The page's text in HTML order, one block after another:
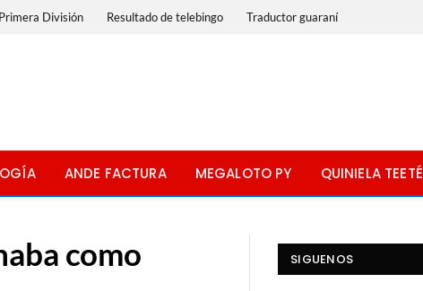
División Resultado de telebingo Traductor guaraní
ANDE FACTURA MEGALOTO PY QUINIELA TEETÉ
como
SIGUENOS